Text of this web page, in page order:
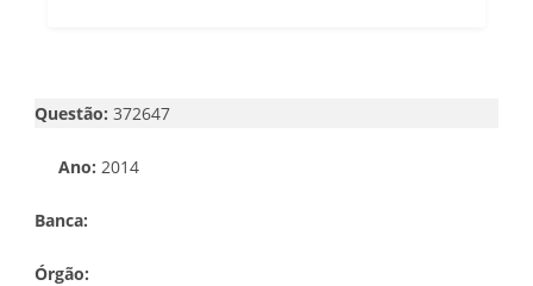
Questão: 372647
Ano: 2014
Banca:
Órgão: